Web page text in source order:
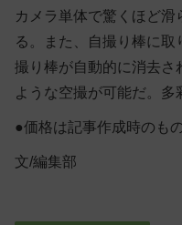
カメラ単体で驚くほど滑
る。また、自撮り棒に取
撮り棒が自動的に消去さ
ような空撮が可能だ。多
●価格は記事作成時のもの
文/編集部